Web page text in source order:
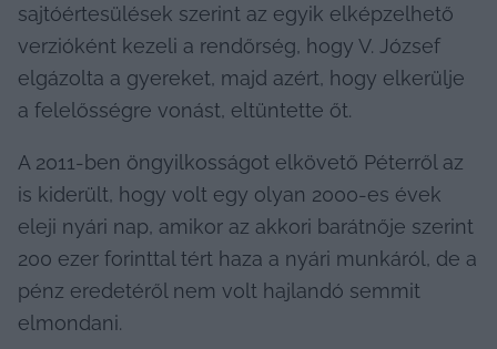
sajtóértesülések szerint az egyik elképzelhető
verzióként kezeli a rendőrség, hogy V. József
elgázolta a gyereket, majd azért, hogy elkerülje
a felelősségre vonást, eltüntette őt.
A 2011-ben öngyilkosságot elkövető Péterről az
is kiderült, hogy volt egy olyan 2000-es évek
eleji nyári nap, amikor az akkori barátnője szerint
200 ezer forinttal tért haza a nyári munkáról, de a
pénz eredetéről nem volt hajlandó semmit
elmondani.